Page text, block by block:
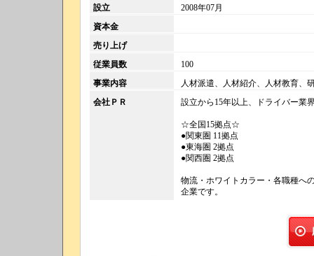
設立
2008年07月
資本金
売り上げ
従業員数
100
事業内容
人材派遣、人材紹介、人材教育
会社ＰＲ
設立から15年以上、ドライバー業
☆全国15拠点☆
●関東圏 11拠点
●東海圏 2拠点
●関西圏 2拠点
物流・ホワイトカラー・各職種へ
企業です。